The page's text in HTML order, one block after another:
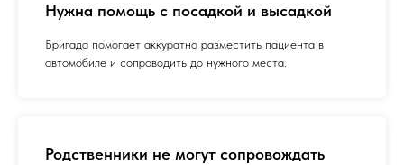
Нужна помощь с посадкой и высадкой
Бригада помогает аккуратно разместить пациента в
автомобиле и сопроводить до нужного места.
Родственники не могут сопровождать